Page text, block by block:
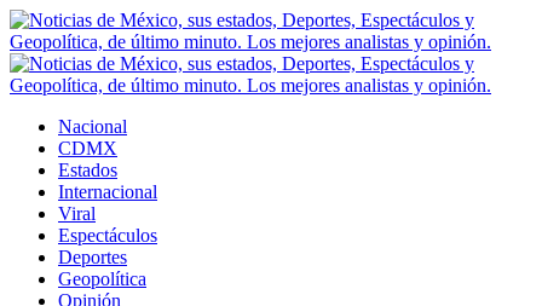
Nacional
CDMX
Estados
Internacional
Viral
Espectáculos
Deportes
Geopolítica
Opinión